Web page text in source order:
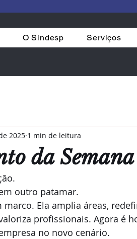
O Sindesp Serviços
da Semana
2025 1 min de leitura
outro patamar.
marco. Ela amplia áreas,
profissionais. Agora é
no novo cenário.